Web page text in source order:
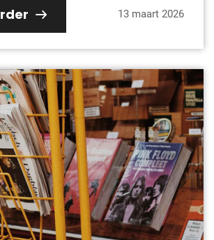
13 maart 2026